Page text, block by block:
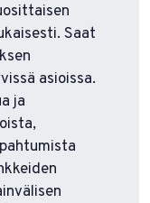
Saat
asioissa.
ja